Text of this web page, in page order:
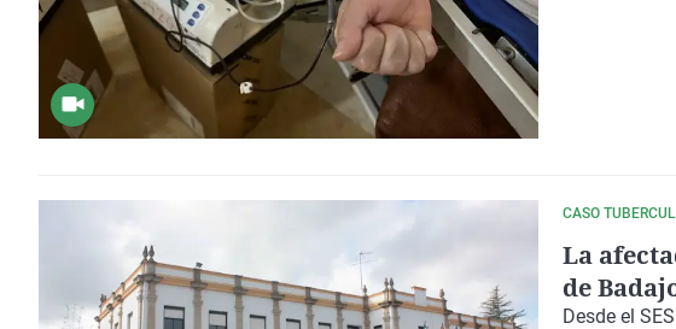
CASO
La
de
Desde el